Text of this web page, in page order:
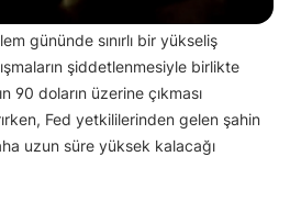
gününde sınırlı bir yükseliş
şiddetlenmesiyle birlikte
90 doların üzerine çıkması
Fed yetkililerinden gelen şahin
uzun süre yüksek kalacağı